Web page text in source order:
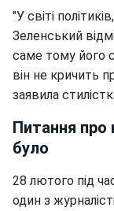
"У світі
Зеленський
саме тому його
він не кричить
заявила
Питання про
було
28 лютого під
один з